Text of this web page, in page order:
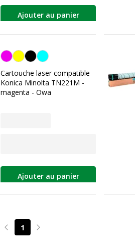
Ajouter au panier
Magenta
Cartouche laser compatible
Konica Minolta TN221M -
magenta - Owa
Ajouter au panier
Page précédente
1 Page suivante